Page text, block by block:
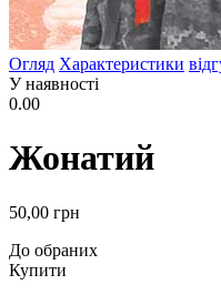
Огляд Характеристики
У наявності
0.00
Жонатий
50,00 грн
До обраних
Купити